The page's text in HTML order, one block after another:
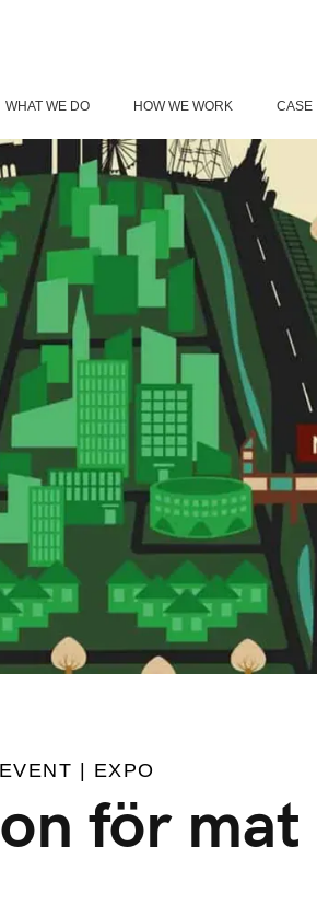
WHAT WE DO HOW WE WORK CASE
EVENT | EXPO
för mat